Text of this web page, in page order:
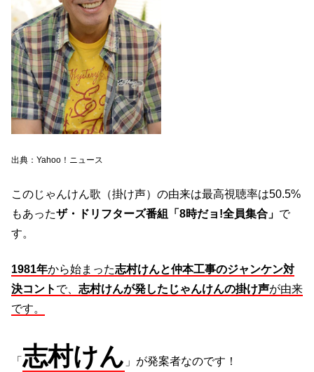
出典：Yahoo！ニュース
このじゃんけん歌（掛け声）の由来は最高視聴率は50.5%
もあったザ・ドリフターズ番組「8時だョ!全員集合」 で
す。
1981年から始まった志村けんと仲本工事のジャンケン対
決コント で、 志村けんが発したじゃんけんの掛け声が由来
です。
「 志村けん 」が発案者なのです！